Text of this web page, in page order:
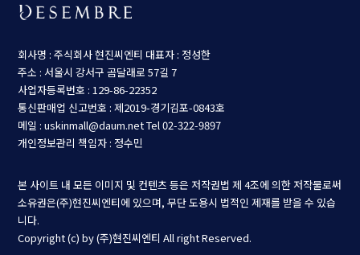
회사명 : 주식회사 현진씨엔티 대표자 : 정성한
주소 : 서울시 강서구 곰달래로 57길 7
사업자등록번호 : 129-86-22352
통신판매업 신고번호 : 제2019-경기김포-0843호
메일 : uskinmall@daum.netTel 02-322-9897
개인정보관리 책임자 : 정수민
본 사이트 내 모든 이미지 및 컨텐츠 등은 저작권법 제 4조에 의한 저작물로써
소유권은(주)현진씨엔티에 있으며, 무단 도용시 법적인 제재를 받을 수 있습
니다.
Copyright (c) by (주)현진씨엔티 All right Reserved.